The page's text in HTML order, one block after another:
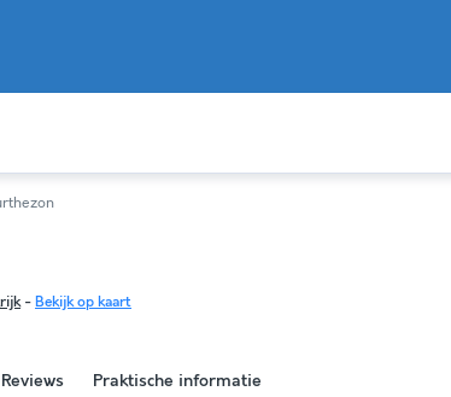
Reviews Praktische informatie
- Bekijk op kaart